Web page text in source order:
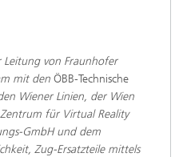
Leitung von Fraunhofer
mit den ÖBB-Technische
Wiener Linien, der Wien
für Virtual Reality
GmbH und dem
Zug-Ersatzteile mittels